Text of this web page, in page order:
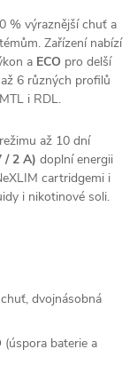
% výraznější chuť a
Zařízení nabízí
a ECO pro delší
6 různých profilů
i RDL.
až 10 dní
/ 2 A) doplní energii
cartridgemi i
i nikotinové soli.
dvojnásobná
(úspora baterie a